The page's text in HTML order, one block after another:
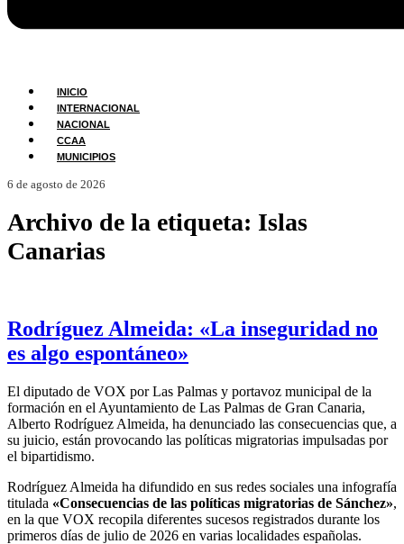
INICIO
INTERNACIONAL
NACIONAL
CCAA
MUNICIPIOS
6 de agosto de 2026
Archivo de la etiqueta: Islas
Canarias
Rodríguez Almeida: «La inseguridad no
es algo espontáneo»
El diputado de VOX por Las Palmas y portavoz municipal de la
formación en el Ayuntamiento de Las Palmas de Gran Canaria,
Alberto Rodríguez Almeida, ha denunciado las consecuencias que, a
su juicio, están provocando las políticas migratorias impulsadas por
el bipartidismo.
Rodríguez Almeida ha difundido en sus redes sociales una infografía
titulada «Consecuencias de las políticas migratorias de Sánchez»,
en la que VOX recopila diferentes sucesos registrados durante los
primeros días de julio de 2026 en varias localidades españolas.